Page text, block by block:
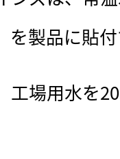
を製品に貼
場用水を